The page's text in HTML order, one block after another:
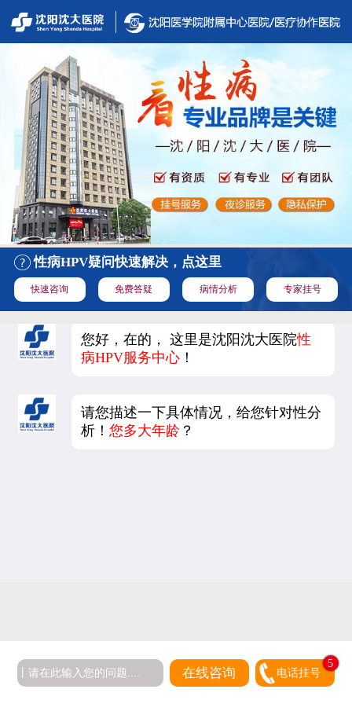
性病HPV疑问快速解决，点这里
快速咨询 免费答疑 病情分析 专家挂号
您好，在的， 这里是沈阳沈大医院性
病HPV服务中心 ！
请您描述一下具体情况，给您针对性分
析！您多大年龄 ？
在线咨询 电话挂号
5